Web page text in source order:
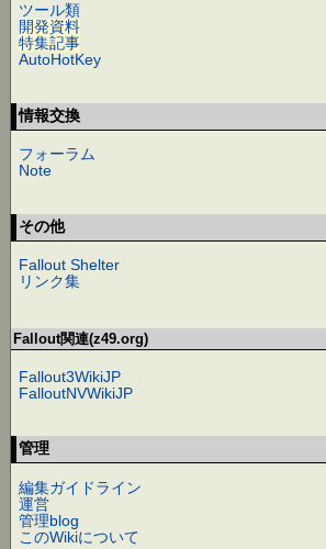
ツール類
開発資料
特集記事
AutoHotKey
情報交換
フォーラム
Note
その他
Fallout Shelter
リンク集
Fallout関連(z49.org)
Fallout3WikiJP
FalloutNVWikiJP
管理
編集ガイドライン
運営
管理blog
このWikiについて